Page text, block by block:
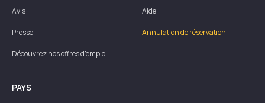
Avis
Presse
Découvrez nos offres d'emploi
Aide
Annulation de réservation
PAYS